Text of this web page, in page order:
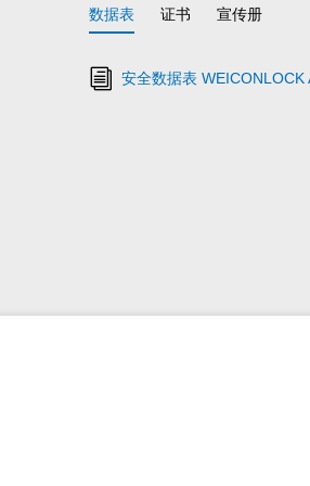
数据表 证书 宣传册
安全数据表 WEICONLOCK